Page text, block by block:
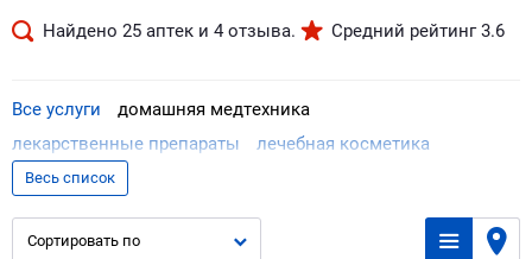
Найдено 25 аптек и 4 отзыва. Средний рейтинг3.6
Все услуги
домашняя медтехника
лекарственные препараты
лечебная косметика
гомеопатические препараты
изделия медицинского назначения
интернет-аптека
изготовление лекарств
Весь список
Сортировать по